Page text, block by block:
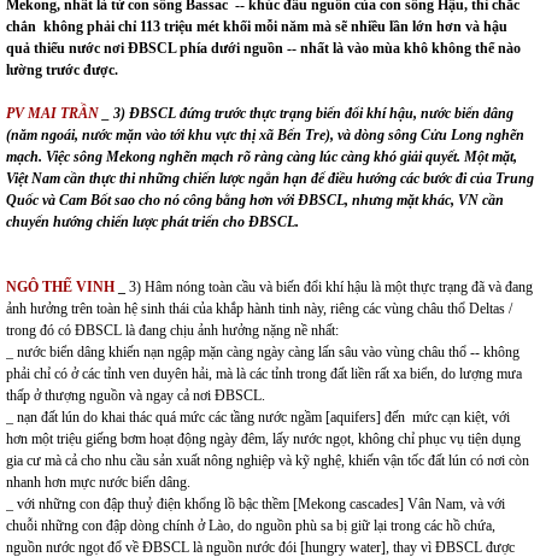
Mekong, nhất là từ con sông Bassac -- khúc đầu nguồn của con sông Hậu, thì chắc
chắn không phải chỉ 113 triệu mét khối mỗi năm mà sẽ nhiều lần lớn hơn và hậu
quả thiếu nước nơi ĐBSCL phía dưới nguồn -- nhất là vào mùa khô không thể nào
lường trước được.
PV MAI TRẦN _ 3) ĐBSCL đứng trước thực trạng biến đổi khí hậu, nước biển dâng
(năm ngoái, nước mặn vào tới khu vực thị xã Bến Tre), và dòng sông Cửu Long nghẽn
mạch. Việc sông Mekong nghẽn mạch rõ ràng càng lúc càng khó giải quyết. Một mặt,
Việt Nam cần thực thi những chiến lược ngắn hạn để điều hướng các bước đi của Trung
Quốc và Cam Bốt sao cho nó công bằng hơn với ĐBSCL, nhưng mặt khác, VN cần
chuyển hướng chiến lược phát triển cho ĐBSCL.
NGÔ THẾ VINH
3) Hâm nóng toàn cầu và biến đổi khí hậu là một thực trạng đã và đang
ảnh hưởng trên toàn hệ sinh thái của khắp hành tinh này, riêng các vùng châu thổ Deltas /
trong đó có ĐBSCL là đang chịu ảnh hưởng nặng nề nhất:
_ nước biển dâng khiến nạn ngập mặn càng ngày càng lấn sâu vào vùng châu thổ -- không
phải chỉ có ở các tỉnh ven duyên hải, mà là các tỉnh trong đất liền rất xa biển, do lượng mưa
thấp ở thượng nguồn và ngay cả nơi ĐBSCL.
_ nạn đất lún do khai thác quá mức các tầng nước ngầm [aquifers] đến mức cạn kiệt, với
hơn một triệu giếng bơm hoạt động ngày đêm, lấy nước ngọt, không chỉ phục vụ tiện dụng
gia cư mà cả cho nhu cầu sản xuất nông nghiệp và kỹ nghệ, khiến vận tốc đất lún có nơi còn
nhanh hơn mực nước biển dâng.
_ với những con đập thuỷ điện khổng lồ bậc thềm [Mekong cascades] Vân Nam, và với
chuỗi những con đập dòng chính ở Lào, do nguồn phù sa bị giữ lại trong các hồ chứa,
nguồn nước ngọt đổ về ĐBSCL là nguồn nước đói [hungry water], thay vì ĐBSCL được